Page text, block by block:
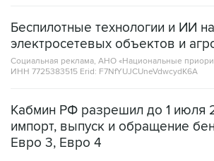
Беспилотные технологии и ИИ
электросетевых объектов и
Социальная реклама, АНО «Национальные
ИНН 7725383515 Erid: F7NfYUJCUneVdwcydK6A
Кабмин РФ разрешил до 1 июля
импорт, выпуск и обращение
Евро 3, Евро 4